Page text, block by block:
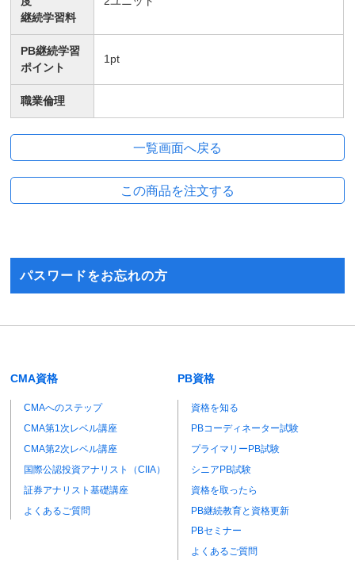
継続学習料
PB継続学習
ポイント
1 pt
職業倫理
パスワードをお忘れの方
CMA資格
CMAへのステップ
CMA第1次レベル講座
CMA第2次レベル講座
国際公認投資アナリスト（CIIA）
証券アナリスト基礎講座
よくあるご質問
PB資格
資格を知る
PBコーディネーター試験
プライマリーPB試験
シニアPB試験
資格を取ったら
PB継続教育と資格更新
PBセミナー
よくあるご質問